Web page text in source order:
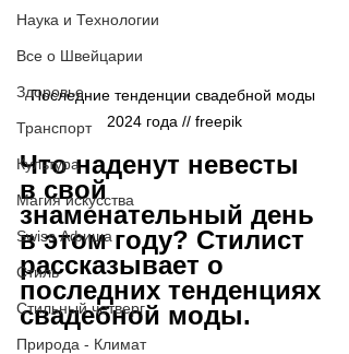
Наука и Технологии
Все о Швейцарии
Здоровье
Транспорт
Культура
Магия искусства
Swiss Афиша
Стиль
Стильный четверг
Природа - Климат
Последние тенденции свадебной моды
2024 года // freepik
Что наденут невесты
в свой
знаменательный день
в этом году? Стилист
рассказывает о
последних тенденциях
свадебной моды.